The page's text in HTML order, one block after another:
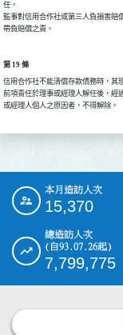
任。
監事對信用合作社或第三人負損害賠
帶負賠償之責。
第 19 條
信用合作社不能清償存款債務時，其
前項責任於理事或經理人解任後，經
或經理人個人之原因者，不得解除。
::: 本月造訪人次
15,370
總造訪人次
(自93.07.26起)
7,799,775